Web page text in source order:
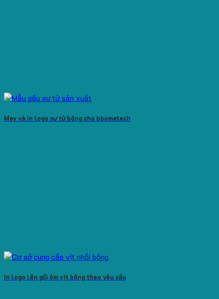
May và in logo sư tử bông cho bbumatech
In logo lên gối ôm vịt bông theo yêu cầu